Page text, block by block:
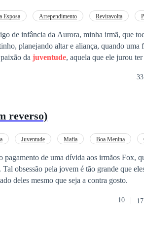
Esposa Arrependimento Reviravolta
de infância da Aurora, minha irmã, que
da juventude, aquela que ele jurou
minha irmã vinha com aquele papo
reverso)
Juventude Mafia Boa Menina
de uma dívida aos irmãos Fox,
obsessão pela jovem é tão grande que
deles mesmo que seja a contra gosto.
10